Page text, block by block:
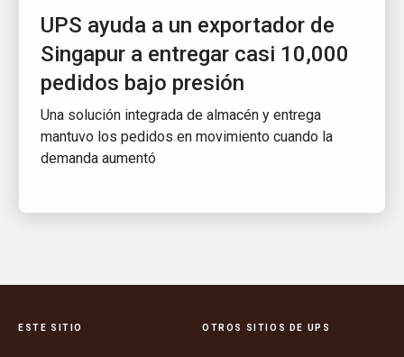
UPS ayuda a un exportador de
Singapur a entregar casi 10,000
pedidos bajo presión
Una solución integrada de almacén y entrega
mantuvo los pedidos en movimiento cuando la
demanda aumentó
ESTE SITIO OTROS SITIOS DE UPS